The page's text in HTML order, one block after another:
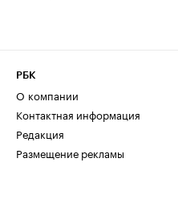
РБК
О компании
Контактная информация
Редакция
Размещение рекламы